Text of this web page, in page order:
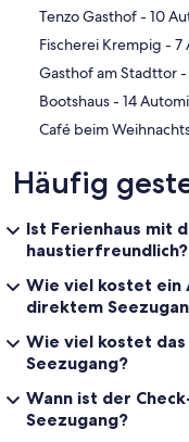
‪Tenzo
‪Bootshaus - ‬14
Häufig
Ist Ferienhaus mit
haustierfreundlich?
Wie viel kostet ein
direktem
Wie viel kostet
Seezugang?
Wann ist der
Seezugang?